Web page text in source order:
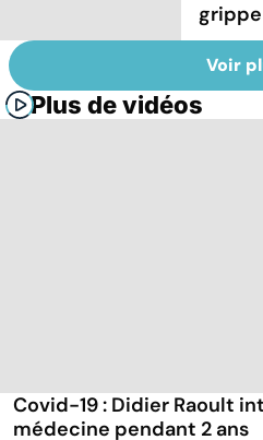
Voir
Plus de vidéos
Covid-19 : Didier Raoult
médecine pendant 2 ans